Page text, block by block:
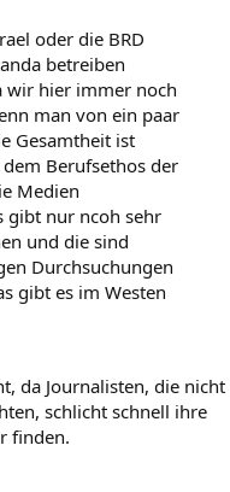
oder die BRD
betreiben
wir hier immer noch
man von ein paar
Gesamtheit ist
Berufsethos der
Medien
gibt nur ncoh sehr
und die sind
Durchsuchungen
gibt es im Westen
da Journalisten, die nicht
schlicht schnell ihre
finden.